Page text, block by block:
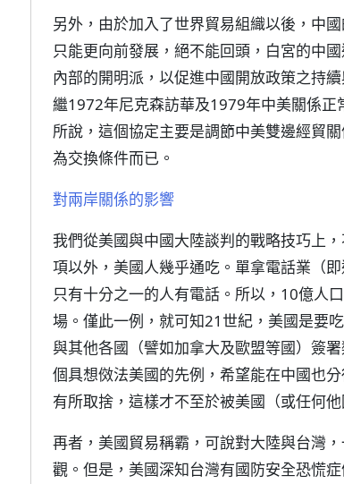
另外，由於加入了世界貿易組織以後，中
只能更向前發展，絕不能回頭，白宮的中
內部的開明派，以促進中國開放政策之持
繼1972年尼克森訪華及1979年中美關係
所說，這個協定主要是調節中美雙邊經貿
為交換條件而已。
對兩岸關係的影響
我們從美國與中國大陸談判的戰略技巧上
項以外，美國人幾乎通吃。單拿電話業（
只有十分之一的人有電話。所以，10億人
場。僅此一例，就可知21世紀，美國是要
與其他各國（譬如加拿大及歐盟等國）簽
個具想傚法美國的先例，希望能在中國也
有所取捨，這樣才不至於被美國（或任何
再者，美國貿易稱霸，可說對大陸與台灣
觀。但是，美國深知台灣有國防安全恐慌